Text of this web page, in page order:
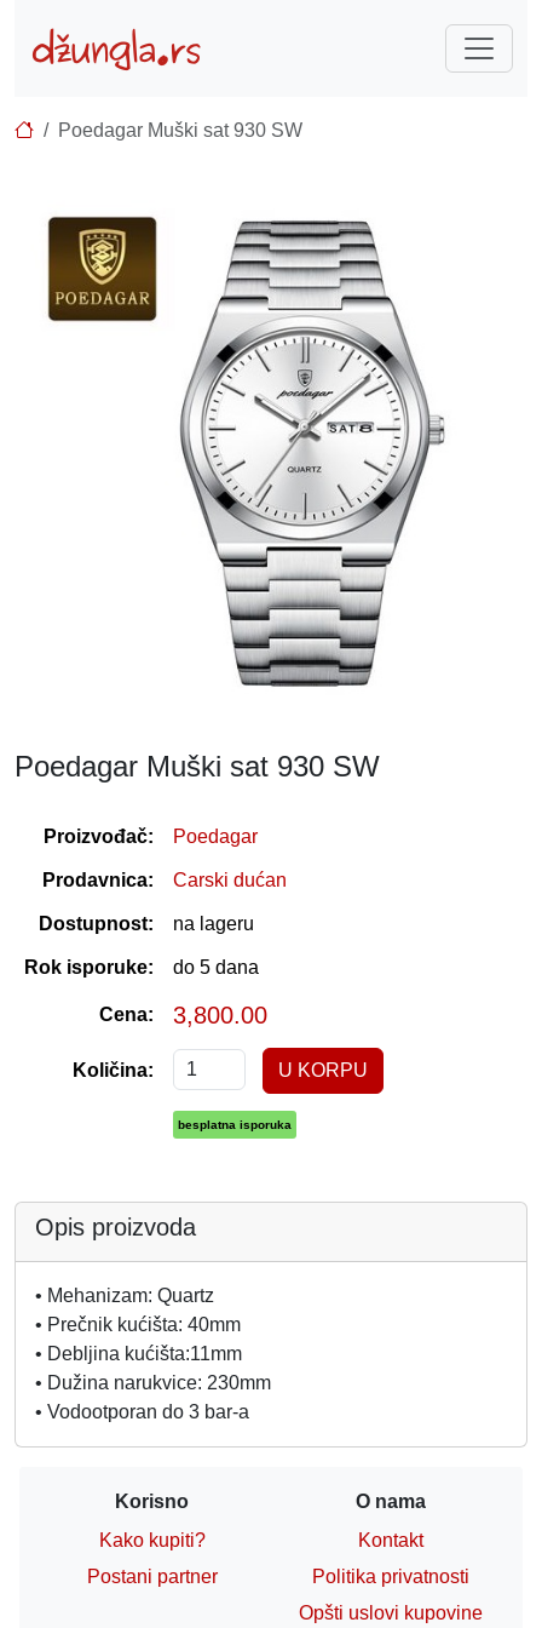
Poedagar Muški sat 930 SW
Poedagar Muški sat 930 SW
Proizvođač: Poedagar
Prodavnica: Carski dućan
Dostupnost: na lageru
Rok isporuke: do 5 dana
Cena: 3,800.00
Količina:
besplatna isporuka
Opis proizvoda
• Mehanizam: Quartz
• Prečnik kućišta: 40mm
• Debljina kućišta:11mm
• Dužina narukvice: 230mm
• Vodootporan do 3 bar-a
Korisno
Kako kupiti?
Postani partner
O nama
Kontakt
Politika privatnosti
Opšti uslovi kupovine